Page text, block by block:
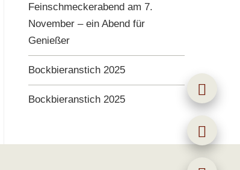
Feinschmeckerabend am 7.
November – ein Abend für
Genießer
Bockbieranstich 2025
Bockbieranstich 2025